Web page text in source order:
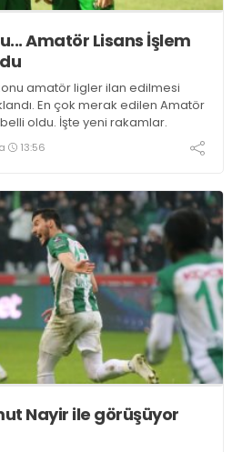
Amatör Lisans İşlem
amatör ligler ilan edilmesi
En çok merak edilen Amatör
oldu. İşte yeni rakamlar.
13:56
Nayir ile görüşüyor